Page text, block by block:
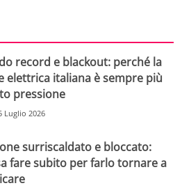
record e blackout: perché la
elettrica italiana è sempre più
pressione
Luglio 2026
surriscaldato e bloccato:
fare subito per farlo tornare a